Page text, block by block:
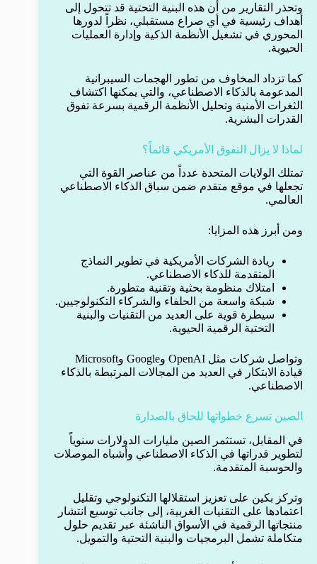
وتحذر التقارير من أن هذه البنية التحتية قد تتحول إلى
أهداف رئيسية في أي صراع مستقبلي، نظراً لدورها
المحوري في تشغيل الأنظمة الذكية وإدارة العمليات
الحيوية.
كما تزداد المخاوف من تطور الهجمات السيبرانية
المدعومة بالذكاء الاصطناعي، والتي يمكنها اكتشاف
الثغرات الأمنية وتحليل الأنظمة الرقمية بسرعة تفوق
القدرات البشرية.
لماذا لا يزال التفوق الأمريكي قائماً؟
تمتلك الولايات المتحدة عدداً من عناصر القوة التي
تجعلها في موقع متقدم ضمن سباق الذكاء الاصطناعي
العالمي.
ومن أبرز هذه المزايا:
ريادة الشركات الأمريكية في تطوير النماذج
المتقدمة للذكاء الاصطناعي.
امتلاك منظومة بحثية وتقنية متطورة.
شبكة واسعة من الحلفاء والشركاء التكنولوجيين.
سيطرة قوية على العديد من التقنيات والبنية
التحتية الرقمية الحيوية.
وتواصل شركات مثل OpenAI وGoogle وMicrosoft
قيادة الابتكار في العديد من المجالات المرتبطة بالذكاء
الاصطناعي.
الصين تسرع خطواتها للحاق بالصدارة
في المقابل، تستثمر الصين مليارات الدولارات سنوياً
لتطوير قدراتها في الذكاء الاصطناعي وأشباه الموصلات
والحوسبة المتقدمة.
وتركز بكين على تعزيز استقلالها التكنولوجي وتقليل
اعتمادها على التقنيات الغربية، إلى جانب توسيع انتشار
منتجاتها الرقمية في الأسواق الناشئة عبر تقديم حلول
متكاملة تشمل البرمجيات والبنية التحتية والتمويل.